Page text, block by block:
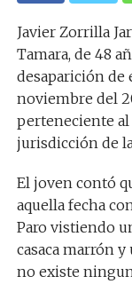
Javier Zorrilla
Tamara, de 48
desaparición de
noviembre del
perteneciente
jurisdicción de
El joven contó
aquella fecha
Paro vistiendo
casaca marrón
no existe